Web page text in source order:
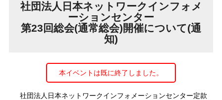
社団法人日本ネットワークインフォメ
ーションセンター
第23回総会(通常総会)開催について(通
知)
本イベントは既に終了しました。
社団法人日本ネットワークインフォメーションセンター定款